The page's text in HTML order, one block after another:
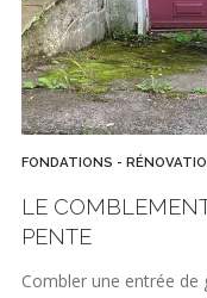
FONDATIONS -
LE
PENTE
Combler une entrée